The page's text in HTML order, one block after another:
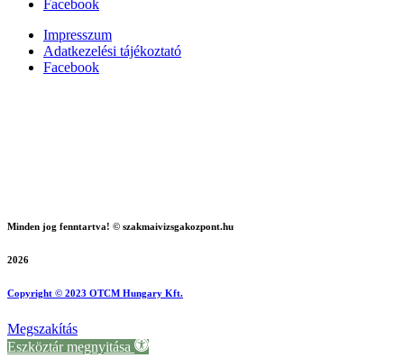
Facebook
Impresszum
Adatkezelési tájékoztató
Facebook
Minden jog fenntartva! © szakmaivizsgakozpont.hu
2026
Copyright © 2023 OTCM Hungary Kft.
Megszakítás
Eszköztár megnyitása